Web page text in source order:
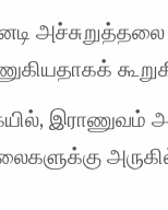
அச்சுறுத்தலை